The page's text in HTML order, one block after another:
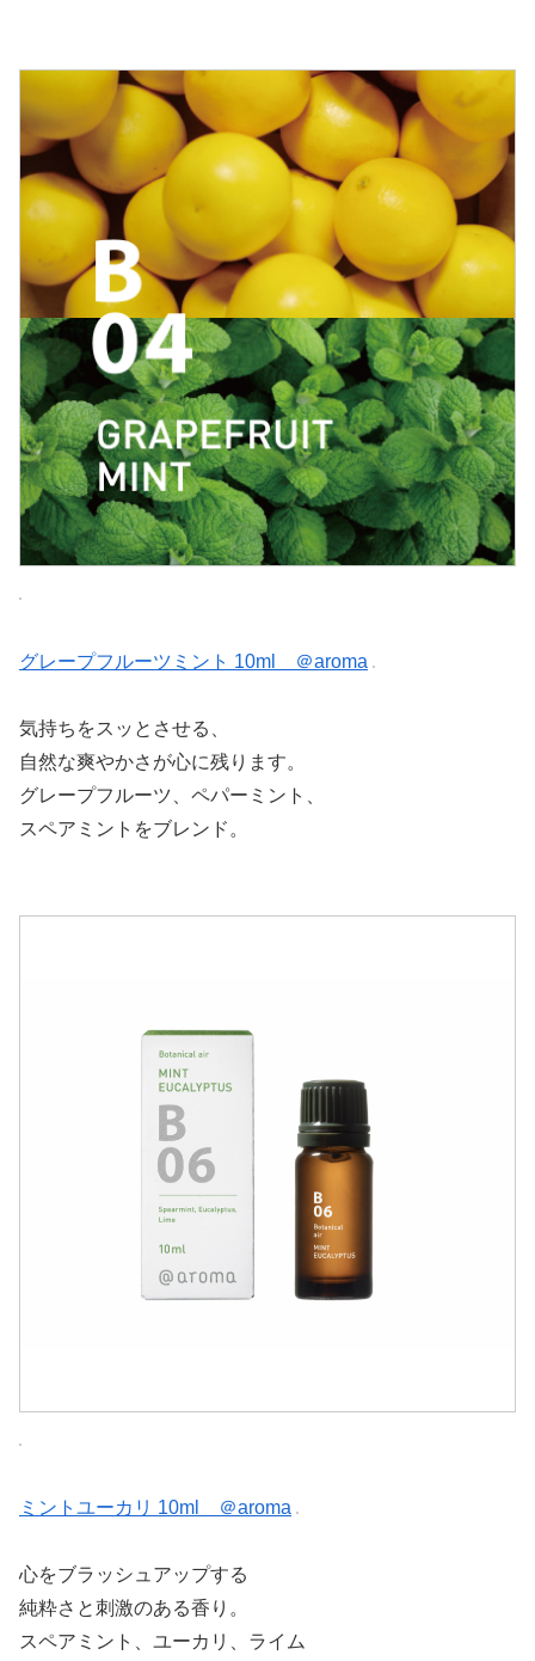
グレープフルーツミント 10ml ＠aroma
気持ちをスッとさせる、
自然な爽やかさが心に残ります。
グレープフルーツ、ペパーミント、
スペアミントをブレンド。
ミントユーカリ 10ml ＠aroma
心をブラッシュアップする
純粋さと刺激のある香り。
スペアミント、ユーカリ、ライム